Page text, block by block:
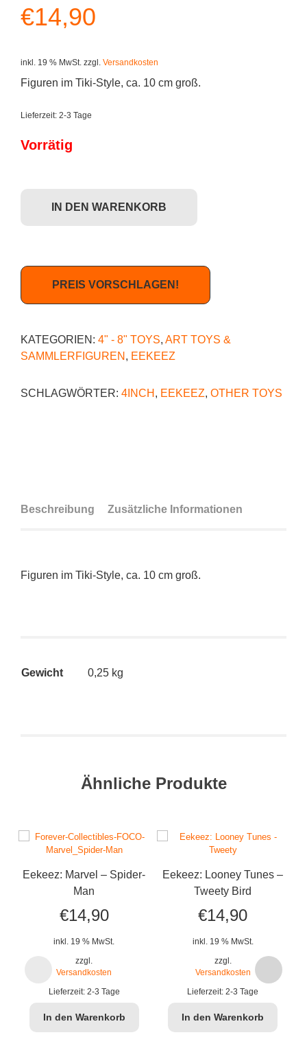
€14,90
inkl. 19 % MwSt. zzgl. Versandkosten
Figuren im Tiki-Style, ca. 10 cm groß.
Lieferzeit: 2-3 Tage
Vorrätig
IN DEN WARENKORB
PREIS VORSCHLAGEN!
KATEGORIEN: 4" - 8" TOYS, ART TOYS &
SAMMLERFIGUREN , EEKEEZ
SCHLAGWÖRTER: 4INCH , EEKEEZ, OTHER TOYS
Beschreibung Zusätzliche Informationen
Figuren im Tiki-Style, ca. 10 cm groß.
Gewicht 0,25 kg
Ähnliche Produkte
Eekeez: Marvel – Spider-
Man
€14,90
inkl. 19 % MwSt.
zzgl.
Versandkosten
Lieferzeit: 2-3 Tage
In den Warenkorb
Eekeez: Looney Tunes –
Tweety Bird
€14,90
inkl. 19 % MwSt.
zzgl.
Versandkosten
Lieferzeit:2-3 Tage
In den Warenkorb